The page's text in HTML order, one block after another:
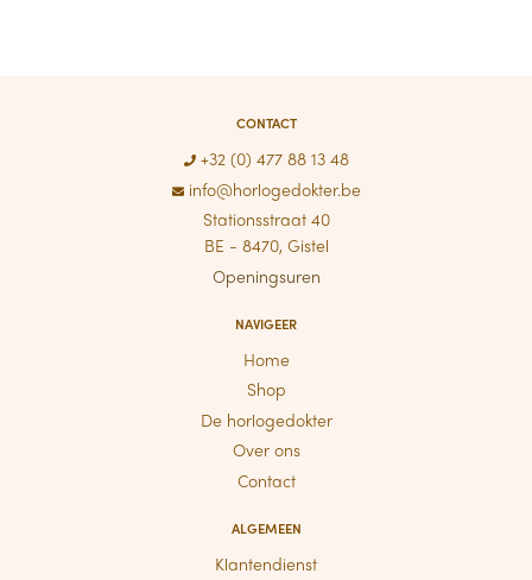
CONTACT
+32 (0) 477 88 13 48
info@horlogedokter.be
Stationsstraat 40
BE - 8470, Gistel
Openingsuren
NAVIGEER
Home
Shop
De horlogedokter
Over ons
Contact
ALGEMEEN
Klantendienst